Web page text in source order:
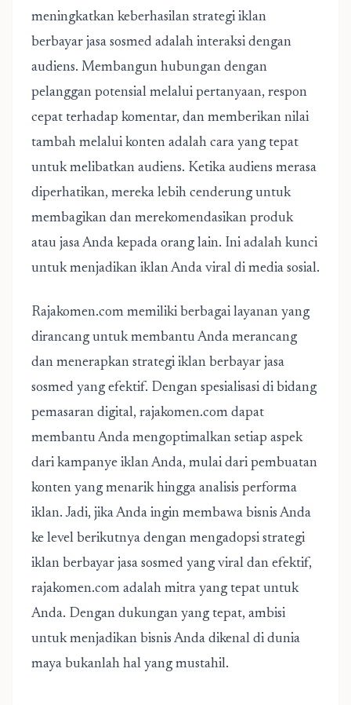
meningkatkan keberhasilan strategi iklan
berbayar jasa sosmed adalah interaksi dengan
audiens. Membangun hubungan dengan
pelanggan potensial melalui pertanyaan, respon
cepat terhadap komentar, dan memberikan nilai
tambah melalui konten adalah cara yang tepat
untuk melibatkan audiens. Ketika audiens merasa
diperhatikan, mereka lebih cenderung untuk
membagikan dan merekomendasikan produk
atau jasa Anda kepada orang lain. Ini adalah kunci
untuk menjadikan iklan Anda viral di media sosial.
Rajakomen.com memiliki berbagai layanan yang
dirancang untuk membantu Anda merancang
dan menerapkan strategi iklan berbayar jasa
sosmed yang efektif. Dengan spesialisasi di bidang
pemasaran digital, rajakomen.com dapat
membantu Anda mengoptimalkan setiap aspek
dari kampanye iklan Anda, mulai dari pembuatan
konten yang menarik hingga analisis performa
iklan. Jadi, jika Anda ingin membawa bisnis Anda
ke level berikutnya dengan mengadopsi strategi
iklan berbayar jasa sosmed yang viral dan efektif,
rajakomen.com adalah mitra yang tepat untuk
Anda. Dengan dukungan yang tepat, ambisi
untuk menjadikan bisnis Anda dikenal di dunia
maya bukanlah hal yang mustahil.